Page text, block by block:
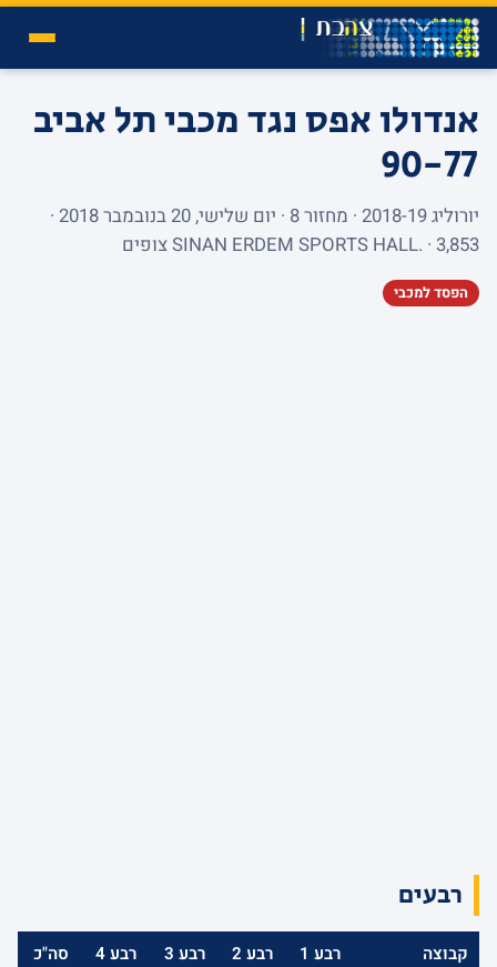
אנדולו אפס נגד מכבי תל אביב
90-77
יורוליג 2018-19 · מחזור 8 · יום שלישי, 20 בנובמבר 2018 ·
SINAN ERDEM SPORTS HALL. · 3,853 צופים
הפסד למכבי
רבעים
קבוצה רבע 1 רבע 2 רבע 3 רבע 4
סה"כ